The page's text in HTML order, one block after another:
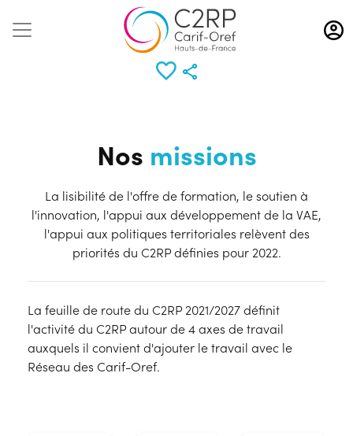
Aller
au
contenu
principal
Nos missions
La lisibilité de l'offre de formation, le soutien à
l'innovation, l'appui aux développement de la VAE,
l'appui aux politiques territoriales relèvent des
priorités du C2RP définies pour 2022.
La feuille de route du C2RP 2021/2027 définit
l'activité du C2RP autour de 4 axes de travail
auxquels il convient d'ajouter le travail avec le
Réseau des Carif-Oref.